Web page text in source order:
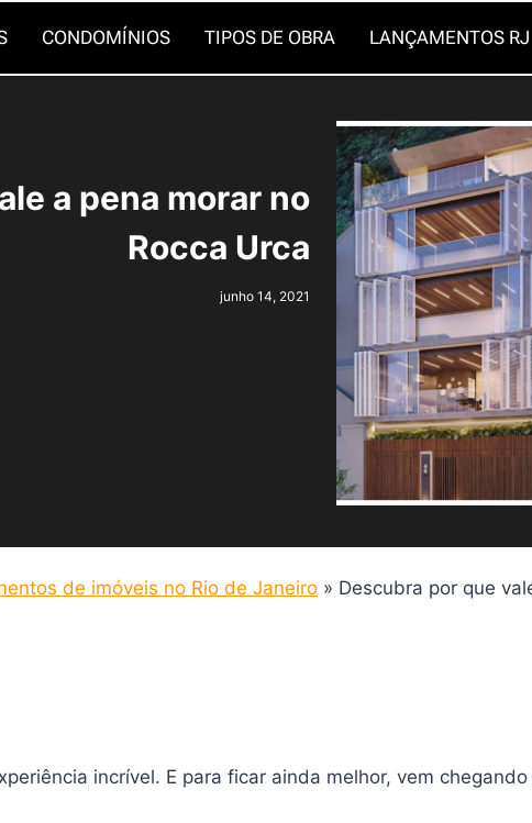
CONDOMÍNIOS TIPOS DE OBRA LANÇAMENTOS RJ
a pena morar no
Rocca Urca
junho 14, 2021
de imóveis no Rio de Janeiro » Descubra por que
incrível. E para ficar ainda melhor, vem